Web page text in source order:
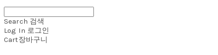
Search 검색
Log In 로그인
Cart장바구니